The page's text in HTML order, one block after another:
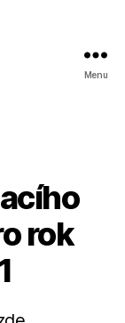
Menu
rok